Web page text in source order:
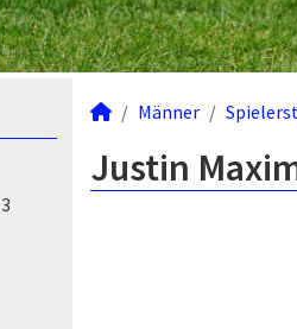
Männer
Justin